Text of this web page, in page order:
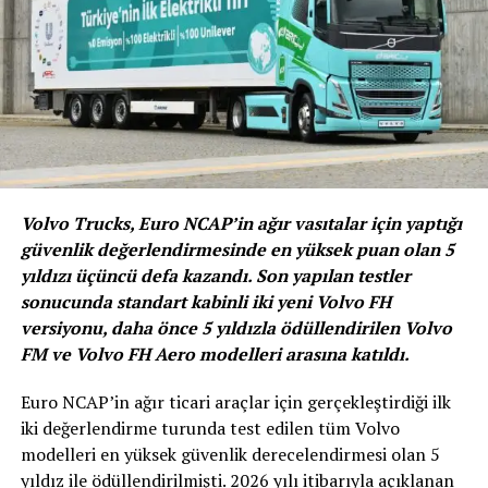
Otomotiv Satış Sonrası Ürün ve Hizmetleri
Derneği (OSS), kadın çalışan istihdamı
konusunda diğer sektörler için de emsal teşkil
edecek bir projeyi hayata geçirdi. Türkiye Kadın
Girişimcileri Derneği (KAGİDER) iş birliği ile
hayata geçirilen “İş’te Balans Projesi” ile
Türkiye’nin farklı illerindeki üniversitelerde
öğrenim gören çok sayıda kadın öğrenciye
ulaşmayı amaçlayan dernek hem kadın çalışan
istihdamına hem de sektördeki kalifiye eleman
sorununun çözümüne destek sağlayacak.
Proje başlangıcında ilk aşamada 10 farklı üniversitenin
yanı sıra lise ve meslek liselerinde de pandemi koşulları
sebebiyle alınan önlemler gereği online veya fiziki olarak
panel ve konferanslar düzenlenecek. Söz konusu
etkinliklerde, otomotiv satış sonrası sektörü tanıtılarak,
sektördeki kariyer fırsatlarına ve başarı hikayelerine yer
Volvo Trucks, Euro NCAP’in ağır vasıtalar için yaptığı
güvenlik değerlendirmesinde en yüksek puan olan 5
yıldızı üçüncü defa kazandı. Son yapılan testler
sonucunda standart kabinli iki yeni Volvo FH
versiyonu, daha önce 5 yıldızla ödüllendirilen Volvo
FM ve Volvo FH Aero modelleri arasına katıldı.
Euro NCAP’in ağır ticari araçlar için gerçekleştirdiği ilk
iki değerlendirme turunda test edilen tüm Volvo
modelleri en yüksek güvenlik derecelendirmesi olan 5
yıldız ile ödüllendirilmişti. 2026 yılı itibarıyla açıklanan